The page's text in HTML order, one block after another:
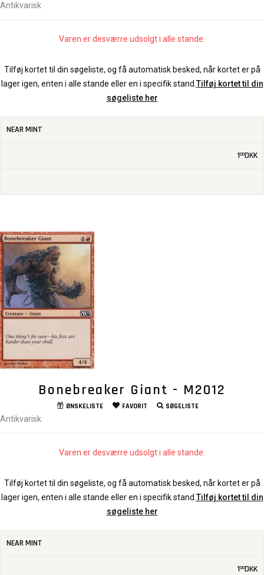
Antikvarisk
Varen er desværre udsolgt i alle stande.
Tilføj kortet til din søgeliste, og få automatisk besked, når kortet er på
lager igen, enten i alle stande eller en i specifik stand.Tilføj kortet til din
søgeliste her
NEAR MINT
100DKK
Bonebreaker Giant - M2012
ØNSKELISTE FAVORIT SØGELISTE
Antikvarisk
Varen er desværre udsolgt i alle stande.
Tilføj kortet til din søgeliste, og få automatisk besked, når kortet er på
lager igen, enten i alle stande eller en i specifik stand. Tilføj kortet til din
søgeliste her
NEAR MINT
100DKK